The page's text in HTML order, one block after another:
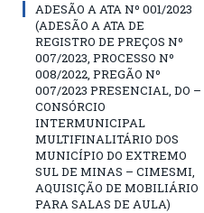
ADESÃO A ATA Nº 001/2023
(ADESÃO A ATA DE
REGISTRO DE PREÇOS Nº
007/2023, PROCESSO Nº
008/2022, PREGÃO Nº
007/2023 PRESENCIAL, DO –
CONSÓRCIO
INTERMUNICIPAL
MULTIFINALITÁRIO DOS
MUNICÍPIO DO EXTREMO
SUL DE MINAS – CIMESMI,
AQUISIÇÃO DE MOBILIÁRIO
PARA SALAS DE AULA)